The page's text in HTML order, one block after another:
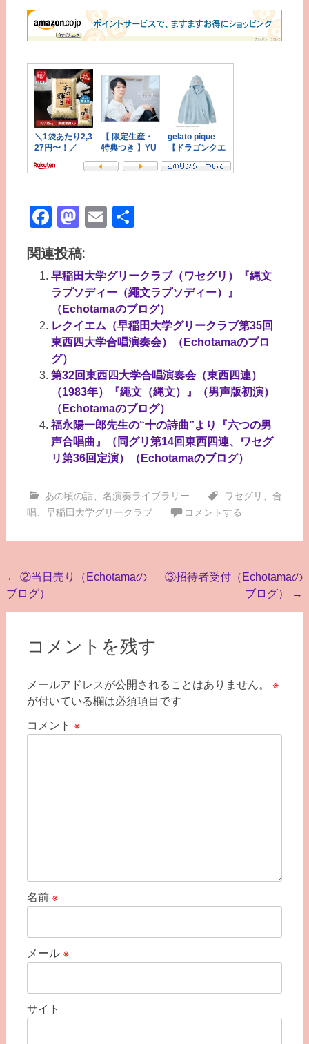
Facebook
Mastodon
Email
共
関連投稿:
早稲田大学グリークラブ（ワセグリ）『縄文
ラプソディー（繩文ラプソディー）』
（Echotamaのブログ）
レクイエム（早稲田大学グリークラブ第35回
東西四大学合唱演奏会）（Echotamaのブロ
グ）
第32回東西四大学合唱演奏会（東西四連）
（1983年）『繩文（縄文）』（男声版初演）
（Echotamaのブログ）
福永陽一郎先生の“十の詩曲”より『六つの男
声合唱曲』（同グリ第14回東西四連、ワセグ
リ第36回定演）（Echotamaのブログ）
あの頃の話、 名演奏ライブラリー ワセグリ
合
唱
早稲田大学グリークラブ コメントする
投
稿
← ②当日売り（Echotamaの
ブログ）
③招待者受付（Echotamaの
ブログ）
→
コメントを残す
メールアドレスが公開されることはありません。
※
が付いている欄は必須項目です
コメント ※
名前 ※
メール ※
サイト